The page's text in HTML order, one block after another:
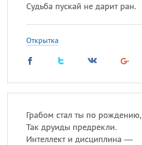
Судьба пускай не дарит ран.
Открытка
Грабом стал ты по рождению,
Так друиды предрекли.
Интеллект и дисциплина —